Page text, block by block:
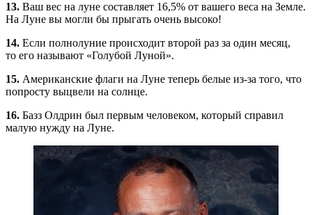
13. Ваш вес на луне составляет 16,5% от вашего веса на Земле.
На Луне вы могли бы прыгать очень высоко!
14. Если полнолуние происходит второй раз за один месяц,
то его называют «Голубой Луной».
15. Американские флаги на Луне теперь белые из-за того, что
попросту выцвели на солнце.
16. Базз Олдрин был первым человеком, который справил
малую нужду на Луне.